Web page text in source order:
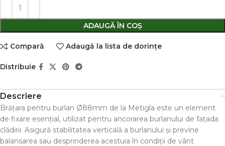
ADAUGĂ ÎN COȘ
Comparǎ Adaugă la lista de dorințe
Distribuie
Descriere
Brățara pentru burlan Ø88mm de la Metigla este un element
de fixare esențial, utilizat pentru ancorarea burlanului de fațada
clădirii. Asigură stabilitatea verticală a burlanului și previne
balansarea sau desprinderea acestuia în condiții de vânt